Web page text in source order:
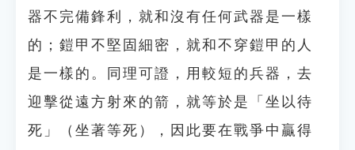
器不完備鋒利，就和沒有任何武器是一樣
的；鎧甲不堅固細密，就和不穿鎧甲的人
是一樣的。同理可證，用較短的兵器，去
迎擊從遠方射來的箭，就等於是「坐以待
死」（坐著等死），因此要在戰爭中贏得